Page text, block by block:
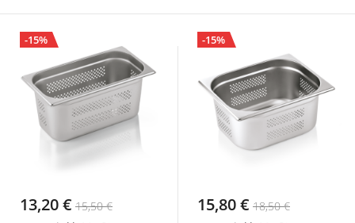
-15%
13,20 € 15,50 €
-15%
15,80 € 18,50 €